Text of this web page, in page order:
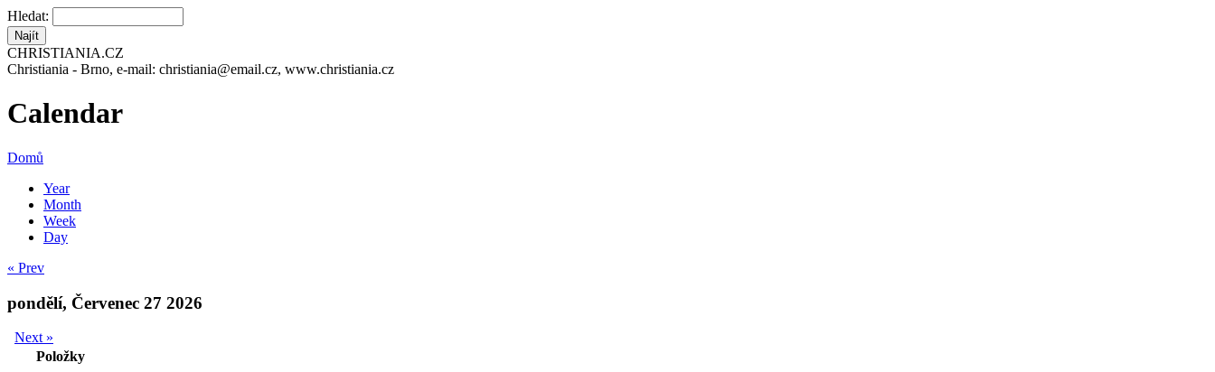
Hledat:
CHRISTIANIA.CZ
Christiania - Brno, e-mail: christiania@email.cz, www.christiania.cz
Calendar
Domů
Year
Month
Week
Day
« Prev
pondělí, Červenec 27 2026
Next »
Položky